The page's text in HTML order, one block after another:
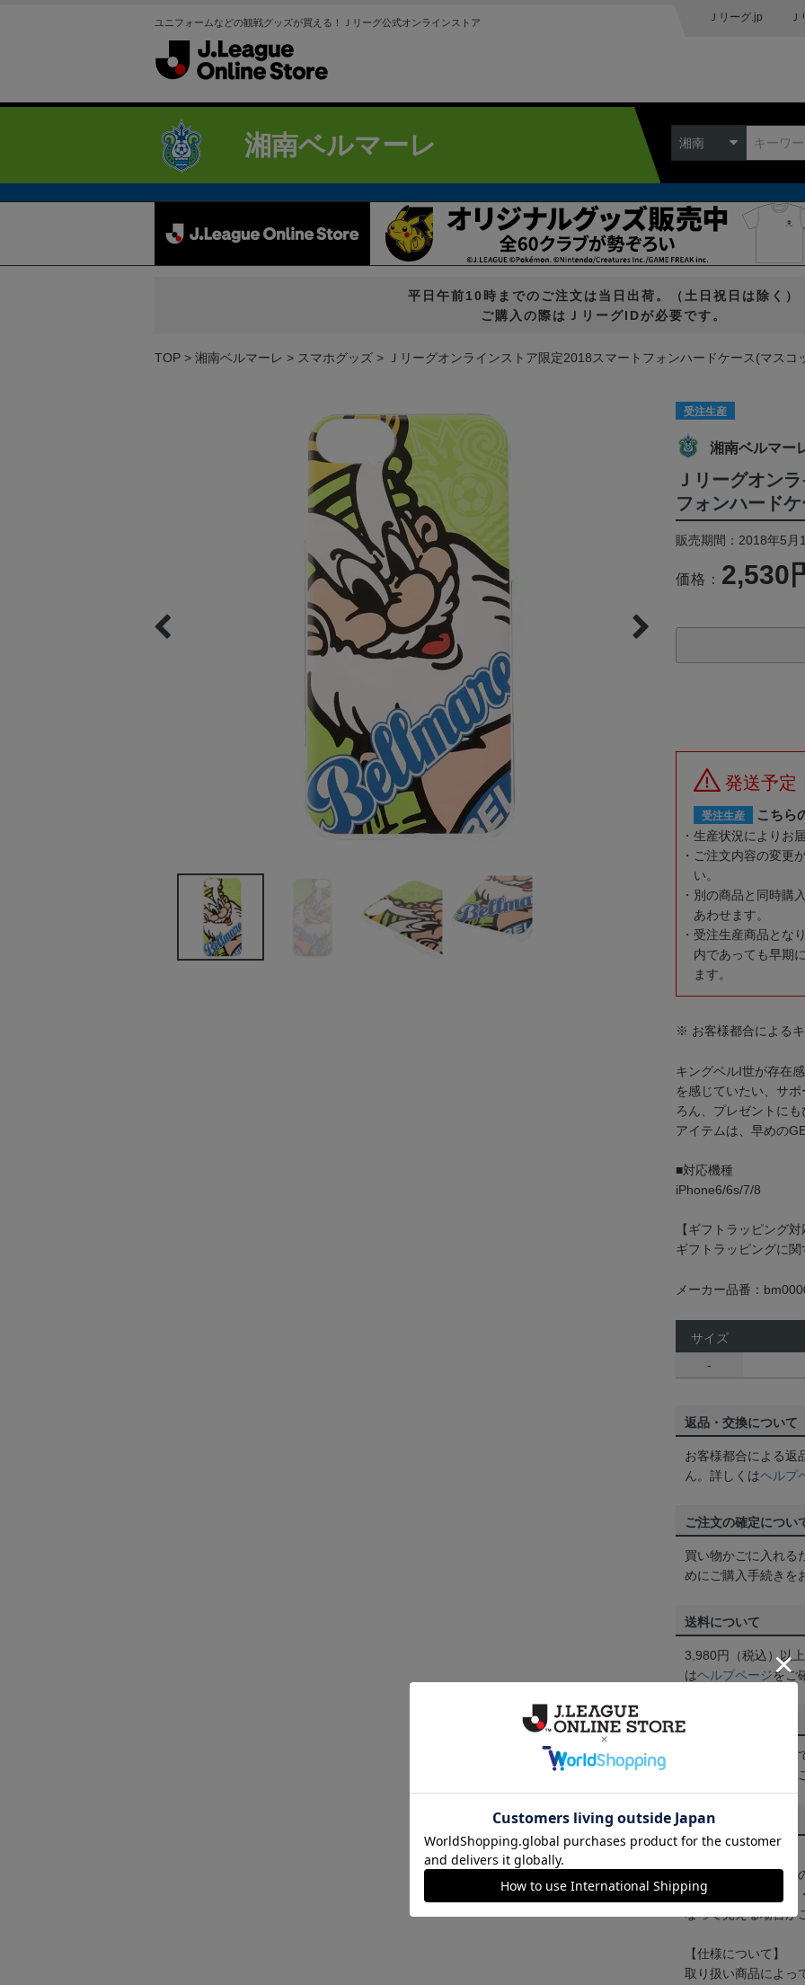
ユニフォームなどの観戦グッズが買える！Ｊリーグ公式オンラインストア Ｊリーグ.jp
湘南ベルマーレ 湘南
平日午前10時までのご注文は当日出荷。（土日祝日は除く）
ご購入の際はＪリーグIDが必要です。
TOP 湘南ベルマーレ スマホグッズ Ｊリーグオンラインストア限定2018スマートフォンハードケース(マスコ
受注生産
湘南ベルマー
Ｊリーグオン
フォンハード
販売期間：2018年5
価格： 2,530
発送予定
受注生産 こちら
生産状況によりお
ご注文内容の変更
い。
別の商品と同時購
あわせます。
受注生産商品とな
内であっても早期
ます。
※ お客様都合による
キングベルI世が存在
を感じていたい、サ
ろん、プレゼントに
アイテムは、早めの
■対応機種
iPhone6/6s/7/8
【ギフトラッピング
ギフトラッピングに
メーカー品番：
サイズ
-
返品・交換について
お客様都合による返
ん。詳しくはヘルプ
ご注文の確定につい
買い物かごに入れる
めにご購入手続きを
送料について
3,980円（税込）以
はヘルプページをご
配送方法について
一部商品はメール
商品について
商品画像は、お使
ンのメーカー・機種
なって見える場合が
【仕様について】
取り扱い商品によっ